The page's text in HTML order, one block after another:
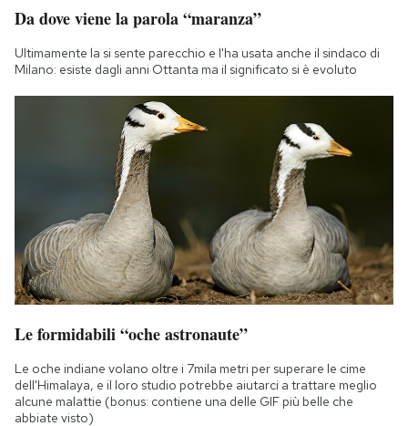
Da dove viene la parola “maranza”
Ultimamente la si sente parecchio e l'ha usata anche il sindaco di
Milano: esiste dagli anni Ottanta ma il significato si è evoluto
Le formidabili “oche astronaute”
Le oche indiane volano oltre i 7mila metri per superare le cime
dell'Himalaya, e il loro studio potrebbe aiutarci a trattare meglio
alcune malattie (bonus: contiene una delle GIF più belle che
abbiate visto)